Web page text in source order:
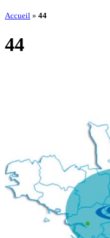
Accueil » 44
44